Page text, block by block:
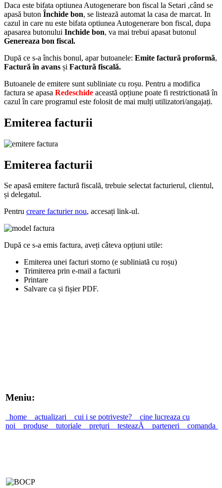
Daca este bifata optiunea Autogenerare bon fiscal la Setari ,când se
apasă buton Închide bon, se listează automat la casa de marcat. In
cazul in care nu este bifata optiunea Autogenerare bon fiscal, dupa
apasarea butonului Inchide bon, va mai trebui apasat butonul
Genereaza bon fiscal.
După ce s-a închis bonul, apar butoanele: Emite factură proformă,
Factură în avans și Factură fiscală.
Butoanele de emitere sunt subliniate cu roșu. Pentru a modifica
factura se apasa Redeschide această opțiune poate fi restrictionată în
cazul în care programul este folosit de mai mulți utilizatori/angajați.
Emiterea facturii
Emiterea facturii
Se apasă emitere factură fiscală, trebuie selectat facturierul, clientul,
și delegatul.
Pentru creare facturier nou, accesați link-ul.
După ce s-a emis factura, aveți câteva opțiuni utile:
Emiterea unei facturi storno (e subliniată cu roșu)
Trimiterea prin e-mail a facturii
Printare
Salvare ca și fișier PDF.
Meniu:
home actualizari cui i se potriveste?
cine lucreaza cu
noi
produse tutoriale prețuri testeazĂ parteneri comanda